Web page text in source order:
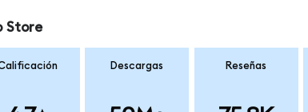
Store
Descargas Reseñas